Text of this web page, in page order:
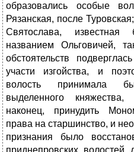
образовались особые
Рязанская, после
Святослава,
названием Ольговичей,
обстоятельств
участи изгойства, и
волость принимала
выделенного
наконец, принудить
права на старшинство, и
признания было